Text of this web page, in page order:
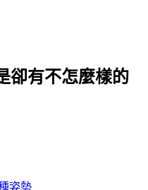
卻有不怎麼樣的
姿勢